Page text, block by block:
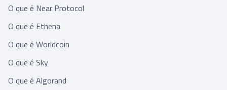
O que é Near Protocol
O que é Ethena
O que é Worldcoin
O que é Sky
O que é Algorand